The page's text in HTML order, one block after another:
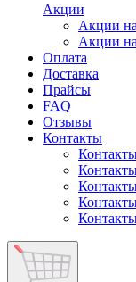
Акции
Акции
Акции
Оплата
Доставка
Прайсы
FAQ
Отзывы
Контакты